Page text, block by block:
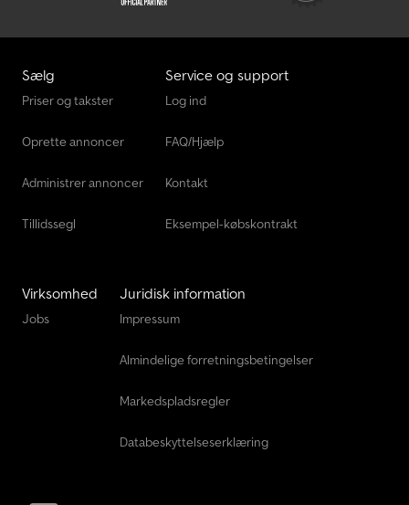
Sælg
Priser og takster
Oprette annoncer
Administrer annoncer
Tillidssegl
Service og support
Log ind
FAQ/Hjælp
Kontakt
Eksempel-købskontrakt
Virksomhed
Jobs
Juridisk information
Impressum
Almindelige forretningsbetingelser
Markedspladsregler
Databeskyttelseserklæring